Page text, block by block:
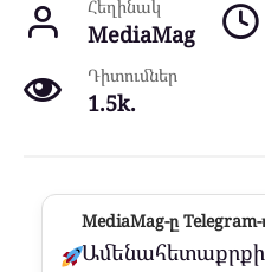
Հեղինակ
MediaMag
Դիտումներ
1.5k.
MediaMag-ը Telegram-